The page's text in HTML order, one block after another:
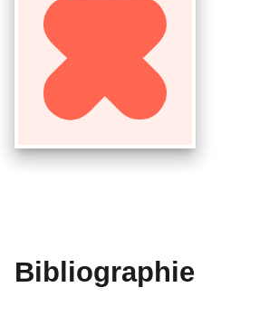
Bibliographie